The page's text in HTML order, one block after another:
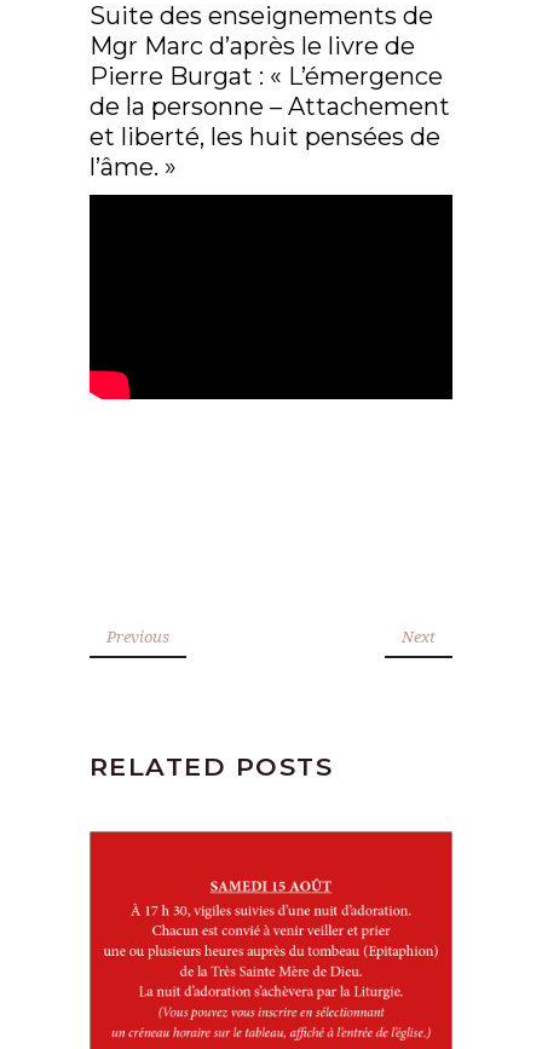
Suite des enseignements de
Mgr Marc d’après le livre de
Pierre Burgat : « L’émergence
de la personne – Attachement
et liberté, les huit pensées de
l’âme. »
Previous Next
RELATED POSTS